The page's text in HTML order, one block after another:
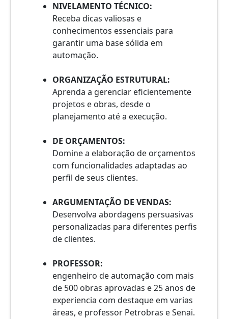
NIVELAMENTO TÉCNICO:
Receba dicas valiosas e
conhecimentos essenciais para
garantir uma base sólida em
automação.
ORGANIZAÇÃO ESTRUTURAL:
Aprenda a gerenciar eficientemente
projetos e obras, desde o
planejamento até a execução.
DE ORÇAMENTOS:
Domine a elaboração de orçamentos
com funcionalidades adaptadas ao
perfil de seus clientes.
ARGUMENTAÇÃO DE VENDAS:
Desenvolva abordagens persuasivas
personalizadas para diferentes perfis
de clientes.
PROFESSOR:
engenheiro de automação com mais
de 500 obras aprovadas e 25 anos de
experiencia com destaque em varias
áreas, e professor Petrobras e Senai.